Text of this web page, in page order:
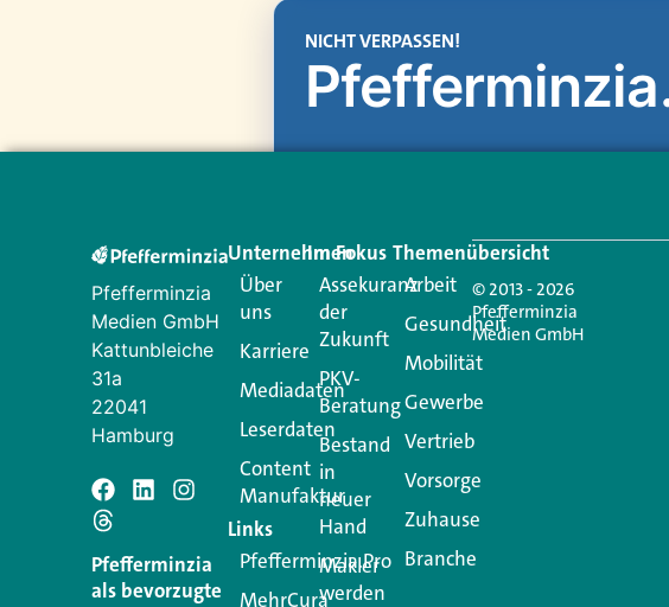
NICHT VERPASSEN!
Schreiben Sie einen
Ihre E-Mail-Adresse wird nicht
Pfefferminzia
Medien GmbH
Kattunbleiche
31a
22041
Hamburg
Pfefferminzia
als bevorzugte
Unternehmen
Über
uns
Karriere
Mediadaten
Leserdaten
Content
Manufaktur
Links
Pfefferminzia.Pro
MehrCura
Im Fokus
Assekuranz
der
Zukunft
PKV-
Beratung
Bestand
in
neuer
Hand
Makler
werden
Themenübersicht
Arbeit
Gesundheit
Mobilität
Gewerbe
Vertrieb
Vorsorge
Zuhause
Branche
© 2013 - 2026
Pfefferminzia
Medien GmbH